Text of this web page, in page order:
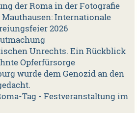
der Roma in der Fotografie
Internationale
2026
Unrechts. Ein Rückblick
Opferfürsorge
wurde dem Genozid an den
Tag - Festveranstaltung im